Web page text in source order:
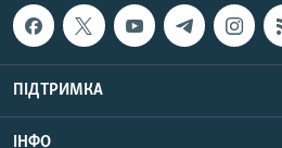
ПІДТРИМКА
ІНФО